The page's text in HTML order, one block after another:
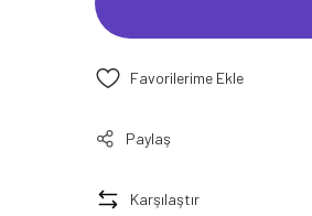
Paylaş
Karşılaştır